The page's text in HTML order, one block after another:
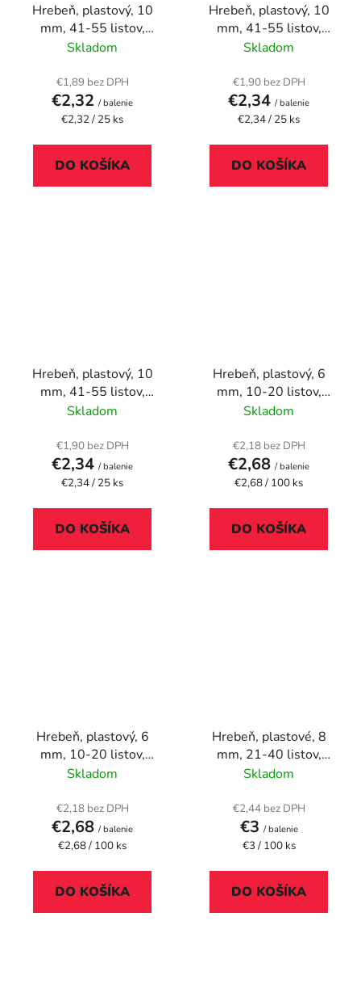
Hrebeň, plastový, 10
mm, 41-55 listov,
FELLOWES, 25 ks,
Skladom
€1,89 bez DPH
€2,32 / balenie
Jednotková
€2,32 / 25 ks
DO KOŠÍKA
Hrebeň, plastový, 10
mm, 41-55 listov,
FELLOWES, 25 ks, biely
Skladom
€1,90 bez DPH
€2,34 / balenie
Jednotková
€2,34 / 25 ks
DO KOŠÍKA
Hrebeň, plastový, 10
mm, 41-55 listov,
FELLOWES, 25 ks,
Skladom
€1,90 bez DPH
€2,34 / balenie
Jednotková
€2,34 / 25 ks
DO KOŠÍKA
Hrebeň, plastový, 6
mm, 10-20 listov,
VICTORIA OFFICE, biely
Skladom
€2,18 bez DPH
€2,68 / balenie
Jednotková
€2,68 / 100 ks
DO KOŠÍKA
Hrebeň, plastový, 6
mm, 10-20 listov,
VICTORIA OFFICE,
Skladom
€2,18 bez DPH
€2,68 / balenie
Jednotková
€2,68 / 100 ks
DO KOŠÍKA
Hrebeň, plastové, 8
mm, 21-40 listov,
VICTORIA OFFICE, biely
Skladom
€2,44 bez DPH
€3 / balenie
Jednotková
€3 / 100 ks
DO KOŠÍKA